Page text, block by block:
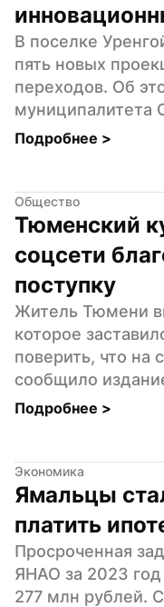
В поселке
пять новых
переходов. Об
муниципалитета
Подробнее >
Общество
Тюменский
соцсети
поступку
Житель Тюмени
которое
поверить, что на
сообщило
Подробнее >
Экономика
Ямальцы
платить
Просроченная
ЯНАО за 2023 год
277 млн рублей.